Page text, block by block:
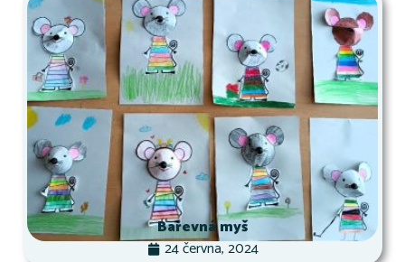
Barevná myš
24 června, 2024